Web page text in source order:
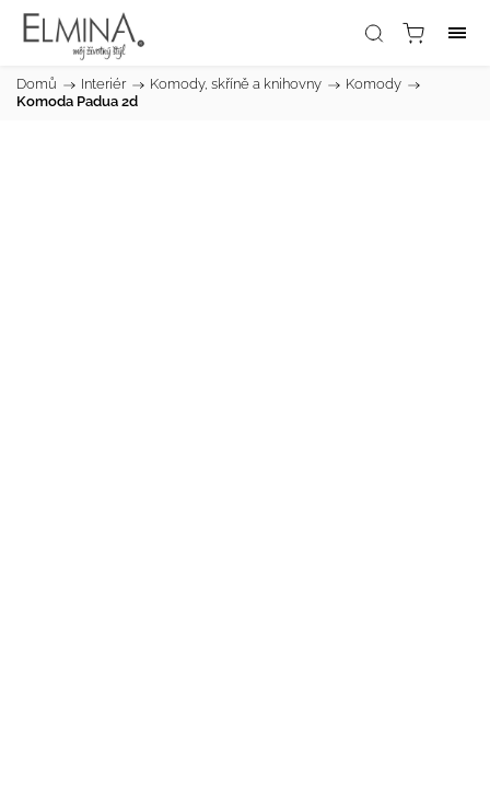
Domů / Interiér / Komody, skříně a knihovny / Komody /
Komoda Padua 2d